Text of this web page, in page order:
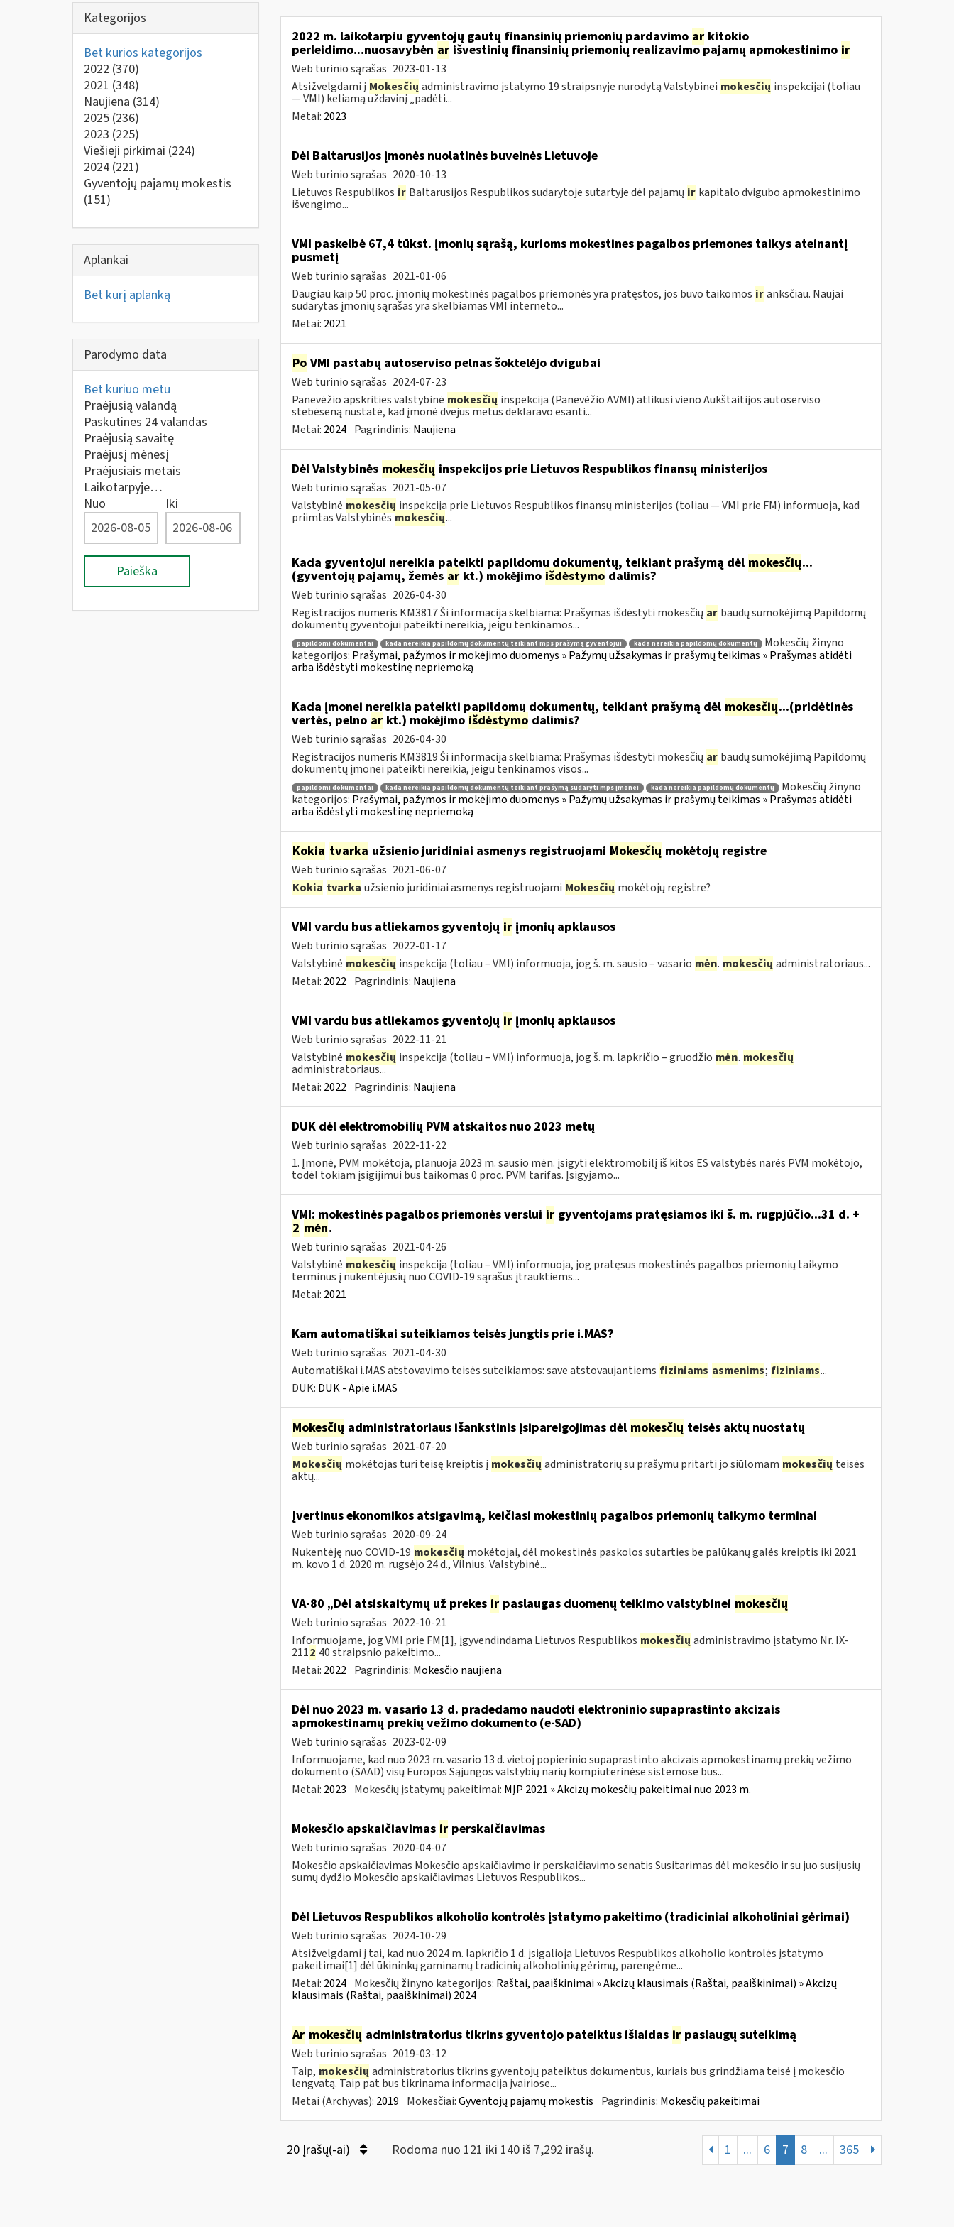
Kategorijos
Bet kurios kategorijos
2022 (370)
2021 (348)
Naujiena (314)
2025 (236)
2023 (225)
Viešieji pirkimai (224)
2024 (221)
Gyventojų pajamų mokestis
(151)
Aplankai
Bet kurį aplanką
Parodymo data
Bet kuriuo metu
Praėjusią valandą
Paskutines 24 valandas
Praėjusią savaitę
Praėjusį mėnesį
Praėjusiais metais
Laikotarpyje…
Nuo
Iki
Paieška
2022 m. laikotarpiu gyventojų gautų finansinių priemonių pardavimo arkitokio
perleidimo...nuosavybėn arišvestinių finansinių priemonių realizavimo pajamų apmokestinimo ir
Web turinio sąrašas 2023-01-13
Atsižvelgdami į Mokesčių administravimo įstatymo 19 straipsnyje nurodytą Valstybinei mokesčių inspekcijai (toliau
— VMI) keliamą uždavinį „padėti...
Metai: 2023
Dėl Baltarusijos įmonės nuolatinės buveinės Lietuvoje
Web turinio sąrašas 2020-10-13
Lietuvos Respublikos ir Baltarusijos Respublikos sudarytoje sutartyje dėl pajamų ir kapitalo dvigubo apmokestinimo
išvengimo...
VMI paskelbė 67,4 tūkst. įmonių sąrašą, kurioms mokestines pagalbos priemones taikys ateinantį
pusmetį
Web turinio sąrašas 2021-01-06
Daugiau kaip 50 proc. įmonių mokestinės pagalbos priemonės yra pratęstos, jos buvo taikomos ir anksčiau. Naujai
sudarytas įmonių sąrašas yra skelbiamas VMI interneto...
Metai: 2021
Po VMI pastabų autoserviso pelnas šoktelėjo dvigubai
Web turinio sąrašas 2024-07-23
Panevėžio apskrities valstybinė mokesčių inspekcija (Panevėžio AVMI) atlikusi vieno Aukštaitijos autoserviso
stebėseną nustatė, kad įmonė dvejus metus deklaravo esanti...
Metai: 2024 Pagrindinis: Naujiena
Dėl Valstybinės mokesčių inspekcijos prie Lietuvos Respublikos finansų ministerijos
Web turinio sąrašas 2021-05-07
Valstybinė mokesčių inspekcija prie Lietuvos Respublikos finansų ministerijos (toliau — VMI prie FM) informuoja, kad
priimtas Valstybinėsmokesčių...
Kada gyventojui nereikia pateikti papildomų dokumentų, teikiant prašymą dėl mokesčių...
(gyventojų pajamų, žemės arkt.) mokėjimo išdėstymo dalimis?
Web turinio sąrašas 2026-04-30
Registracijos numeris KM3817 Ši informacija skelbiama: Prašymas išdėstyti mokesčių ar baudų sumokėjimą Papildomų
dokumentų gyventojui pateikti nereikia, jeigu tenkinamos...
papildomi dokumentai kada nereikia papildomų dokumentų teikiant mps prašymą gyventojui kada nereikia papildomų dokumentų
Mokesčių žinyno
kategorijos: Prašymai, pažymos ir mokėjimo duomenys » Pažymų užsakymas ir prašymų teikimas » Prašymas atidėti
arba išdėstyti mokestinę nepriemoką
Kada įmonei nereikia pateikti papildomų dokumentų, teikiant prašymą dėl mokesčių...(pridėtinės
vertės, pelno arkt.) mokėjimo išdėstymo dalimis?
Web turinio sąrašas 2026-04-30
Registracijos numeris KM3819 Ši informacija skelbiama: Prašymas išdėstyti mokesčių ar baudų sumokėjimą Papildomų
dokumentų įmonei pateikti nereikia, jeigu tenkinamos visos...
papildomi dokumentai kada nereikia papildomų dokumentų teikiant prašymą sudaryti mps įmonei kada nereikia papildomų dokumentų
Mokesčių žinyno
kategorijos: Prašymai, pažymos ir mokėjimo duomenys » Pažymų užsakymas ir prašymų teikimas » Prašymas atidėti
arba išdėstyti mokestinę nepriemoką
Kokia tvarka užsienio juridiniai asmenys registruojami Mokesčių mokėtojų registre
Web turinio sąrašas 2021-06-07
Kokia tvarka užsienio juridiniai asmenys registruojami Mokesčių mokėtojų registre?
VMI vardu bus atliekamos gyventojų irįmonių apklausos
Web turinio sąrašas 2022-01-17
Valstybinė mokesčių inspekcija (toliau – VMI) informuoja, jog š. m. sausio – vasario mėn. mokesčių administratoriaus...
Metai: 2022 Pagrindinis: Naujiena
VMI vardu bus atliekamos gyventojų irįmonių apklausos
Web turinio sąrašas 2022-11-21
Valstybinė mokesčių inspekcija (toliau – VMI) informuoja, jog š. m. lapkričio – gruodžio mėn. mokesčių
administratoriaus...
Metai: 2022 Pagrindinis: Naujiena
DUK dėl elektromobilių PVM atskaitos nuo 2023 metų
Web turinio sąrašas 2022-11-22
1. Įmonė, PVM mokėtoja, planuoja 2023 m. sausio mėn. įsigyti elektromobilį iš kitos ES valstybės narės PVM mokėtojo,
todėl tokiam įsigijimui bus taikomas 0 proc. PVM tarifas. Įsigyjamo...
VMI: mokestinės pagalbos priemonės verslui irgyventojams pratęsiamos iki š. m. rugpjūčio...31 d. +
2 mėn.
Web turinio sąrašas 2021-04-26
Valstybinė mokesčių inspekcija (toliau – VMI) informuoja, jog pratęsus mokestinės pagalbos priemonių taikymo
terminus į nukentėjusių nuo COVID-19 sąrašus įtrauktiems...
Metai: 2021
Kam automatiškai suteikiamos teisės jungtis prie i.MAS?
Web turinio sąrašas 2021-04-30
Automatiškai i.MAS atstovavimo teisės suteikiamos: save atstovaujantiems fiziniams asmenims; fiziniams...
DUK: DUK - Apie i.MAS
Mokesčių administratoriaus išankstinis įsipareigojimas dėl mokesčių teisės aktų nuostatų
Web turinio sąrašas 2021-07-20
Mokesčių mokėtojas turi teisę kreiptis į mokesčių administratorių su prašymu pritarti jo siūlomam mokesčių teisės
aktų...
Įvertinus ekonomikos atsigavimą, keičiasi mokestinių pagalbos priemonių taikymo terminai
Web turinio sąrašas 2020-09-24
Nukentėję nuo COVID-19 mokesčių mokėtojai, dėl mokestinės paskolos sutarties be palūkanų galės kreiptis iki 2021
m. kovo 1 d. 2020 m. rugsėjo 24 d., Vilnius. Valstybinė...
VA-80 „Dėl atsiskaitymų už prekes irpaslaugas duomenų teikimo valstybinei mokesčių
Web turinio sąrašas 2022-10-21
Informuojame, jog VMI prie FM[1], įgyvendindama Lietuvos Respublikos mokesčių administravimo įstatymo Nr. IX-
2112 40 straipsnio pakeitimo...
Metai: 2022 Pagrindinis: Mokesčio naujiena
Dėl nuo 2023 m. vasario 13 d. pradedamo naudoti elektroninio supaprastinto akcizais
apmokestinamų prekių vežimo dokumento (e-SAD)
Web turinio sąrašas 2023-02-09
Informuojame, kad nuo 2023 m. vasario 13 d. vietoj popierinio supaprastinto akcizais apmokestinamų prekių vežimo
dokumento (SAAD) visų Europos Sąjungos valstybių narių kompiuterinėse sistemose bus...
Metai: 2023 Mokesčių įstatymų pakeitimai: MĮP 2021 » Akcizų mokesčių pakeitimai nuo 2023 m.
Mokesčio apskaičiavimas irperskaičiavimas
Web turinio sąrašas 2020-04-07
Mokesčio apskaičiavimas Mokesčio apskaičiavimo ir perskaičiavimo senatis Susitarimas dėl mokesčio ir su juo susijusių
sumų dydžio Mokesčio apskaičiavimas Lietuvos Respublikos...
Dėl Lietuvos Respublikos alkoholio kontrolės įstatymo pakeitimo (tradiciniai alkoholiniai gėrimai)
Web turinio sąrašas 2024-10-29
Atsižvelgdami į tai, kad nuo 2024 m. lapkričio 1 d. įsigalioja Lietuvos Respublikos alkoholio kontrolės įstatymo
pakeitimai[1] dėl ūkininkų gaminamų tradicinių alkoholinių gėrimų, parengėme...
Metai: 2024 Mokesčių žinyno kategorijos: Raštai, paaiškinimai » Akcizų klausimais (Raštai, paaiškinimai) » Akcizų
klausimais (Raštai, paaiškinimai) 2024
Ar mokesčių administratorius tikrins gyventojo pateiktus išlaidas irpaslaugų suteikimą
Web turinio sąrašas 2019-03-12
Taip, mokesčių administratorius tikrins gyventojų pateiktus dokumentus, kuriais bus grindžiama teisė į mokesčio
lengvatą. Taip pat bus tikrinama informacija įvairiose...
Metai (Archyvas): 2019 Mokesčiai:Gyventojų pajamų mokestis Pagrindinis: Mokesčių pakeitimai
20 Įrašų(-ai) Rodoma nuo 121 iki 140 iš 7,292 irašų. 1 ... 6 7 8 ... 365